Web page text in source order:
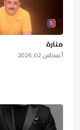
5
منارة
أغسطس 02, 2026